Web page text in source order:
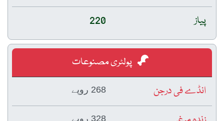
پیاز
220
پولٹری مصنوعات
انڈے فی درجن
268 روپے
328 روپے